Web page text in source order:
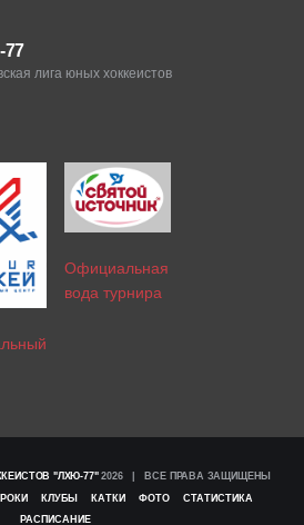
лига юных хоккеистов
Официальная
вода турнира
"ЛХЮ-77"2026 | ВСЕ ПРАВА ЗАЩИЩЕНЫ
КЛУБЫ КАТКИ ФОТО
СТАТИСТИКА
РАСПИСАНИЕ